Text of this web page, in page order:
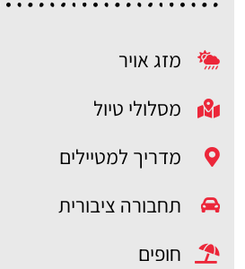
מזג אויר
מסלולי טיול
מדריך למטיילים
תחבורה ציבורית
חופים